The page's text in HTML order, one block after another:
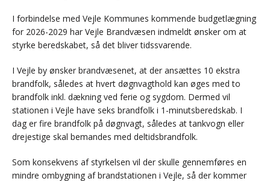
I forbindelse med Vejle Kommunes kommende budgetlægning
for 2026-2029 har Vejle Brandvæsen indmeldt ønsker om at
styrke beredskabet, så det bliver tidssvarende.
I Vejle by ønsker brandvæsenet, at der ansættes 10 ekstra
brandfolk, således at hvert døgnvagthold kan øges med to
brandfolk inkl. dækning ved ferie og sygdom. Dermed vil
stationen i Vejle have seks brandfolk i 1-minutsberedskab. I
dag er fire brandfolk på døgnvagt, således at tankvogn eller
drejestige skal bemandes med deltidsbrandfolk.
Som konsekvens af styrkelsen vil der skulle gennemføres en
mindre ombygning af brandstationen i Vejle, så der kommer